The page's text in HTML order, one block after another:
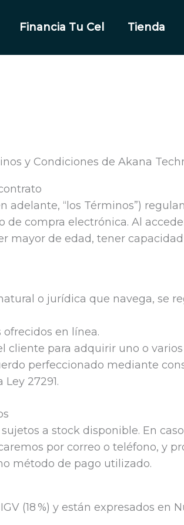
Financia Tu Cel Tienda
y Condiciones de Akana
adelante, “los Términos”)
de compra electrónica. Al
mayor de edad, tener
o jurídica que navega, se
ofrecidos en línea.
cliente para adquirir uno o
perfeccionado mediante
27291.
a stock disponible. En
por correo o teléfono, y
método de pago utilizado.
(18 %) y están expresados en